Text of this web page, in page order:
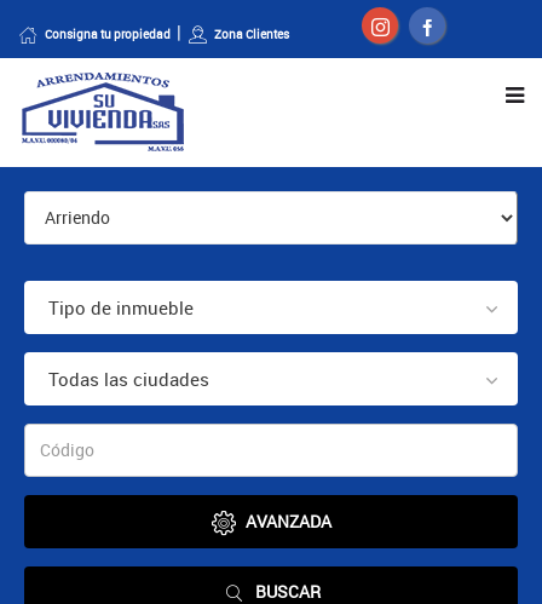
Consigna tu propiedad Zona Clientes
Tipo de inmueble
Todas las ciudades
AVANZADA
BUSCAR